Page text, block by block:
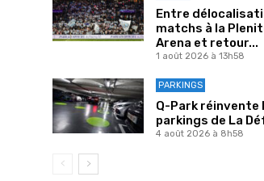
Entre
matchs à la
Arena et retour...
1 août 2026 à 13h58
PARKINGS
Q-Park réinvente
parkings de La
4 août 2026 à 8h58